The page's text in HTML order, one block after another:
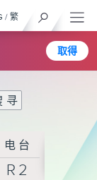
取得
/ 繁
电台
R2